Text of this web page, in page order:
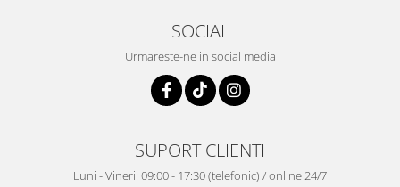
SOCIAL
Urmareste-ne in social media
SUPORT CLIENTI
Luni - Vineri: 09:00 - 17:30 (telefonic) / online 24/7